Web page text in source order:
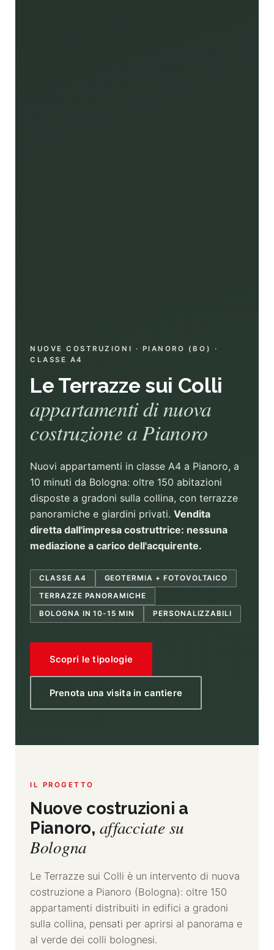
NUOVE COSTRUZIONI · PIANORO (BO) ·
CLASSE A4
Le Terrazze sui Colli
appartamenti di nuova
costruzione a Pianoro
Nuovi appartamenti in classe A4 a Pianoro, a
10 minuti da Bologna: oltre 150 abitazioni
disposte a gradoni sulla collina, con terrazze
panoramiche e giardini privati. Vendita
diretta dall'impresa costruttrice: nessuna
mediazione a carico dell'acquirente.
CLASSE A4 GEOTERMIA + FOTOVOLTAICO
TERRAZZE PANORAMICHE
BOLOGNA IN 10-15 MIN PERSONALIZZABILI
Scopri le tipologie
Prenota una visita in cantiere
IL PROGETTO
Nuove costruzioni a
Pianoro, affacciate su
Bologna
Le Terrazze sui Colli è un intervento di nuova
costruzione a Pianoro (Bologna): oltre 150
appartamenti distribuiti in edifici a gradoni
sulla collina, pensati per aprirsi al panorama e
al verde dei colli bolognesi.